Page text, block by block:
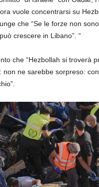
vuole concentrarsi su
che “Se le forze non
crescere in Libano”. “
che “Hezbollah si troverà
non ne sarebbe sorpreso: